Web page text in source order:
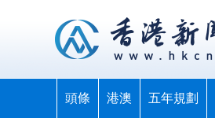
頭條 港澳 五年規劃